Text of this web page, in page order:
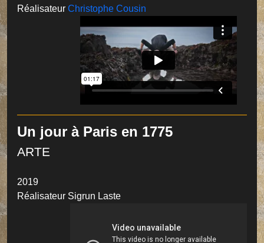
Réalisateur Christophe Cousin
Un jour à Paris en 1775
ARTE
2019
Réalisateur Sigrun Laste